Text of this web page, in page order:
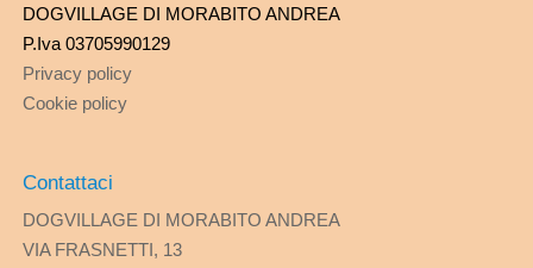
DOGVILLAGE DI MORABITO ANDREA
P.Iva 03705990129
Privacy policy
Cookie policy
Contattaci
DOGVILLAGE DI MORABITO ANDREA
VIA FRASNETTI, 13